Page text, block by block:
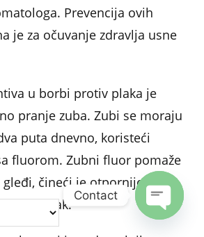
Prevencija ovih
je za očuvanje zdravlja usne
u borbi protiv plaka je
pranje zuba. Zubi se moraju
puta dnevno, koristeći
fluorom. Zubni fluor pomaže
gleđi, čineći je otpornijom na
plak.
Contact